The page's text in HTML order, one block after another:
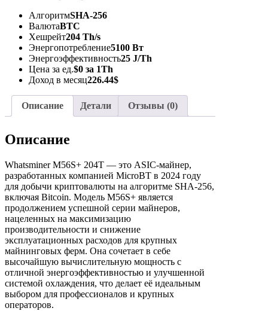
АлгоритмSHA-256
ВалютаBTC
Хешрейт204 Th/s
Энергопотребление5100 Вт
Энергоэффективность25 J/Th
Цена за ед.$0 за 1Th
Доход в месяц226.44$
Описание Детали Отзывы (0)
Описание
Whatsminer M56S+ 204T — это ASIC-майнер,
разработанных компанией MicroBT в 2024 году
для добычи криптовалюты на алгоритме SHA-256,
включая Bitcoin. Модель M56S+ является
продолжением успешной серии майнеров,
нацеленных на максимизацию
производительности и снижение
эксплуатационных расходов для крупных
майнинговых ферм. Она сочетает в себе
высочайшую вычислительную мощность с
отличной энергоэффективностью и улучшенной
системой охлаждения, что делает её идеальным
выбором для профессионалов и крупных
операторов.